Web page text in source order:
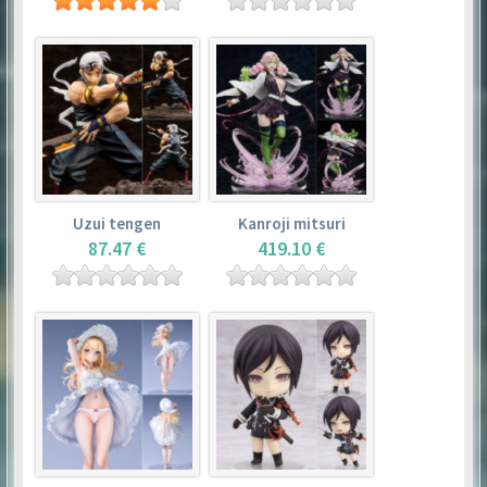
Uzui tengen
87.47 €
Kanroji mitsuri
419.10 €